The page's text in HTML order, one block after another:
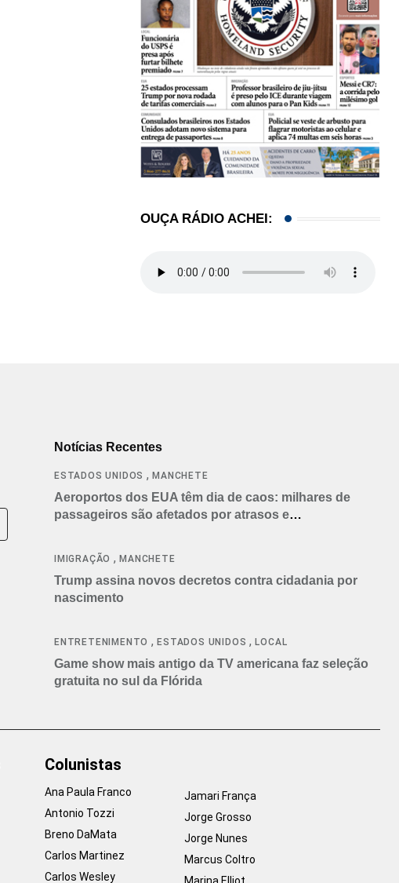
ENTRETENIMENTO TURISMO
International Flower & Garden Festival vai até
26/05/2026
OUÇA RÁDIO ACHEI:
Notícias Recentes
ESTADOS UNIDOS ,MANCHETE
Aeroportos dos EUA têm dia de caos: milhares de
passageiros são afetados por atrasos e
IMIGRAÇÃO ,MANCHETE
Trump assina novos decretos contra cidadania por
nascimento
ENTRETENIMENTO ,ESTADOS UNIDOS ,LOCAL
Game show mais antigo da TV americana faz seleção
gratuita no sul da Flórida
Colunistas
Ana Paula Franco
Antonio Tozzi
Breno DaMata
Carlos Martinez
Carlos Wesley
Jamari França
Jorge Grosso
Jorge Nunes
Marcus Coltro